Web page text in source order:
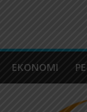
EKONOMI